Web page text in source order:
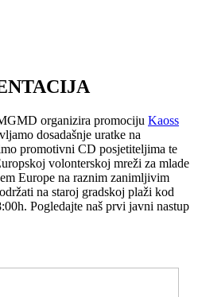
organizira promociju Kaoss
dosadašnje uratke na
promotivni CD posjetiteljima te
volonterskoj mreži za mlade
Europe na raznim zanimljivim
na staroj gradskoj plaži kod
Pogledajte naš prvi javni nastup